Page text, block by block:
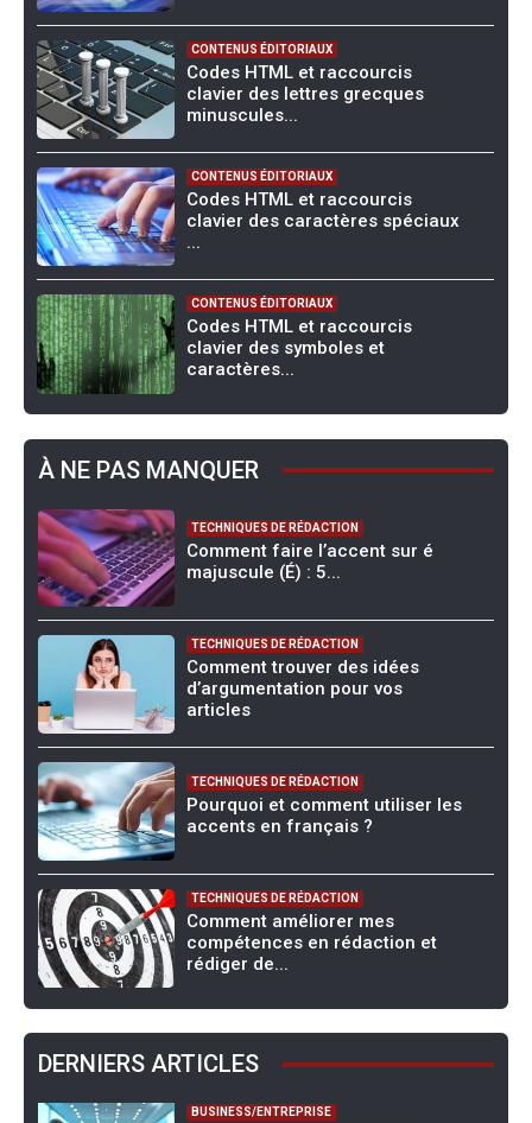
CONTENUS ÉDITORIAUX
Codes HTML et raccourcis
clavier des lettres grecques
minuscules...
CONTENUS ÉDITORIAUX
Codes HTML et raccourcis
clavier des caractères spéciaux
...
CONTENUS ÉDITORIAUX
Codes HTML et raccourcis
clavier des symboles et
caractères...
À NE PAS MANQUER
TECHNIQUES DE RÉDACTION
Comment faire l’accent sur é
majuscule (É) : 5...
TECHNIQUES DE RÉDACTION
Comment trouver des idées
d’argumentation pour vos
articles
TECHNIQUES DE RÉDACTION
Pourquoi et comment utiliser les
accents en français ?
TECHNIQUES DE RÉDACTION
Comment améliorer mes
compétences en rédaction et
rédiger de...
DERNIERS ARTICLES
BUSINESS/ENTREPRISE